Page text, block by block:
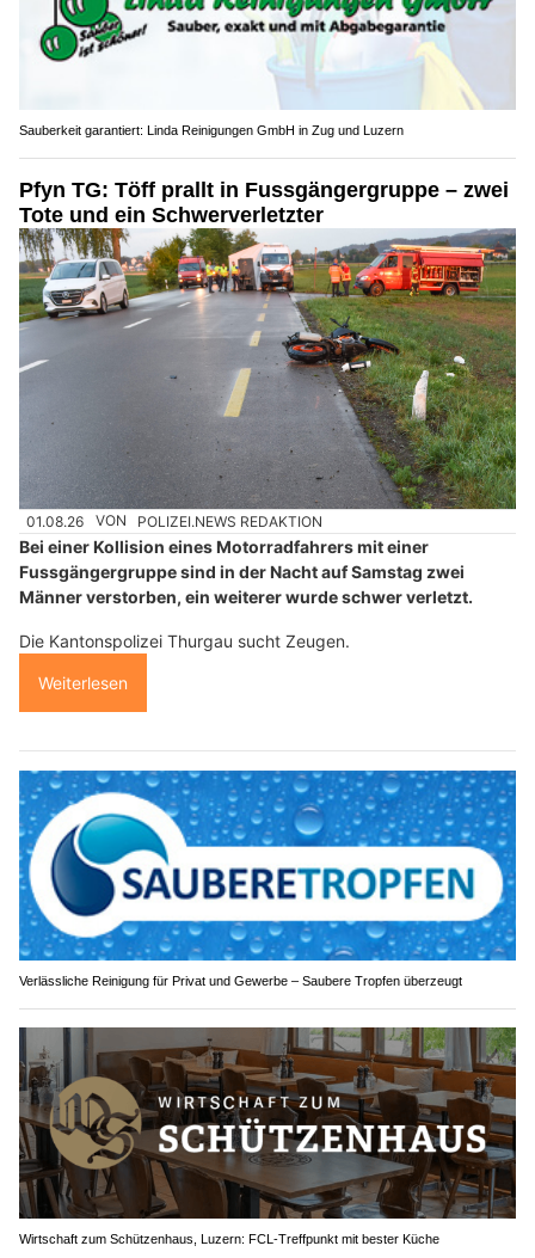
Sauberkeit garantiert: Linda Reinigungen GmbH in Zug und Luzern
Pfyn TG: Töff prallt in Fussgängergruppe – zwei
Tote und ein Schwerverletzter
01.08.26 VON POLIZEI.NEWS REDAKTION
Bei einer Kollision eines Motorradfahrers mit einer
Fussgängergruppe sind in der Nacht auf Samstag zwei
Männer verstorben, ein weiterer wurde schwer verletzt.
Die Kantonspolizei Thurgau sucht Zeugen.
Weiterlesen
Verlässliche Reinigung für Privat und Gewerbe – Saubere Tropfen überzeugt
Wirtschaft zum Schützenhaus, Luzern: FCL-Treffpunkt mit bester Küche